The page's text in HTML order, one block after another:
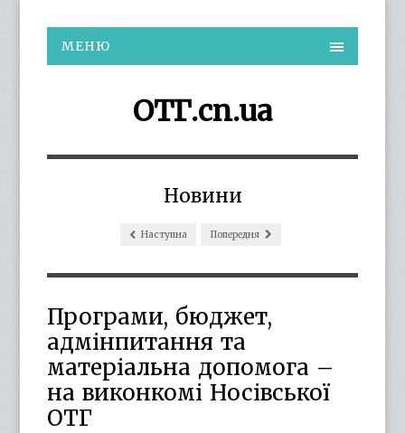
МЕНЮ
ОТГ.cn.ua
Новини
Наступна Попередня
Програми, бюджет,
адмінпитання та
матеріальна допомога –
на виконкомі Носівської
ОТГ